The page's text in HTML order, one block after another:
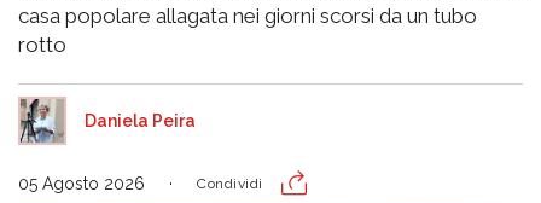
casa popolare allagata nei giorni scorsi da un tubo
rotto
Daniela Peira
05 Agosto 2026 Condividi